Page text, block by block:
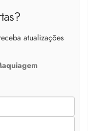
atualizações